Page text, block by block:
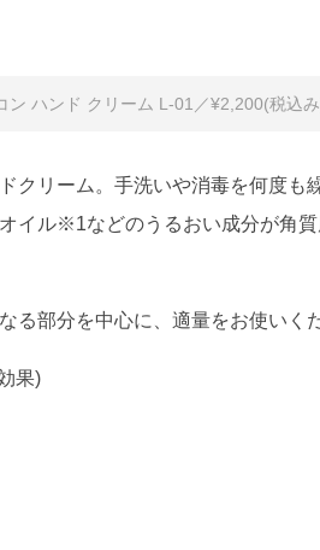
ン ハンド クリーム L-01／¥2,200(税込
クリーム。手洗いや消毒を何度も
イル※1などのうるおい成分が角
る部分を中心に、適量をお使いく
果)